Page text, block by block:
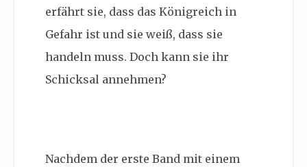
erfährt sie, dass das Königreich in
Gefahr ist und sie weiß, dass sie
handeln muss. Doch kann sie ihr
Schicksal annehmen?
Nachdem der erste Band mit einem